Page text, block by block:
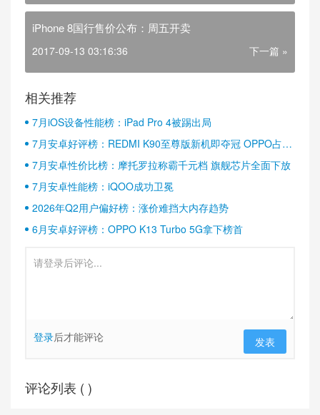
iPhone 8国行售价公布：周五开卖
2017-09-13 03:16:36 下一篇 »
相关推荐
7月iOS设备性能榜：iPad Pro 4被踢出局
7月安卓好评榜：REDMI K90至尊版新机即夺冠 OPPO占据
半壁江山
7月安卓性价比榜：摩托罗拉称霸千元档 旗舰芯片全面下放
7月安卓性能榜：iQOO成功卫冕
2026年Q2用户偏好榜：涨价难挡大内存趋势
6月安卓好评榜：OPPO K13 Turbo 5G拿下榜首
登录后才能评论 发表
评论列表 ( )